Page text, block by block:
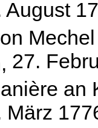
August
27.
an
März